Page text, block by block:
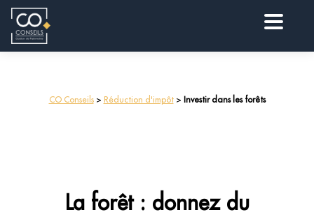
CO Conseils> Réduction d'impôt> Investir dans les forêts
La forêt : donnez du